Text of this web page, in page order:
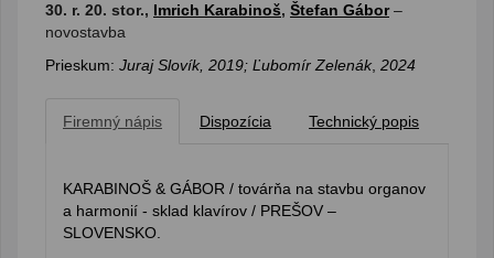
30. r. 20. stor., Imrich Karabinoš, Štefan Gábor–
novostavba
Prieskum: Juraj Slovík, 2019; Ľubomír Zelenák 2024
Firemný nápis Dispozícia Technický popis
KARABINOŠ & GÁBOR / továrňa na stavbu organov
a harmonií - sklad klavírov / PREŠOV –
SLOVENSKO.